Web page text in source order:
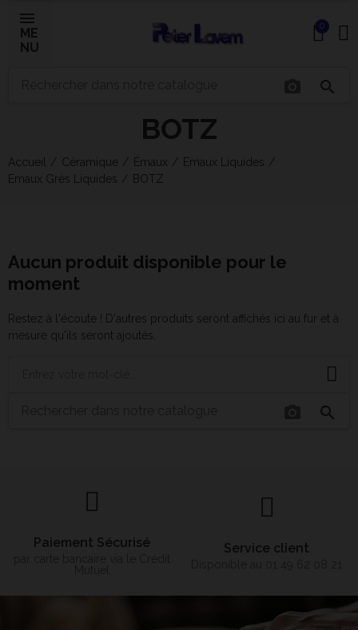
ME
NU
0
search
BOTZ
Accueil Céramique Émaux
Emaux Liquides
Emaux Grès Liquides
BOTZ
Aucun produit disponible pour le
moment
Restez à l'écoute ! D'autres produits seront affichés ici au fur et à
mesure qu'ils seront ajoutés.
search
Bonjour ! Je suis votre expert IA céramique.
Comment puis-je vous aider aujourd'hui ?
Paiement Sécurisé Service client